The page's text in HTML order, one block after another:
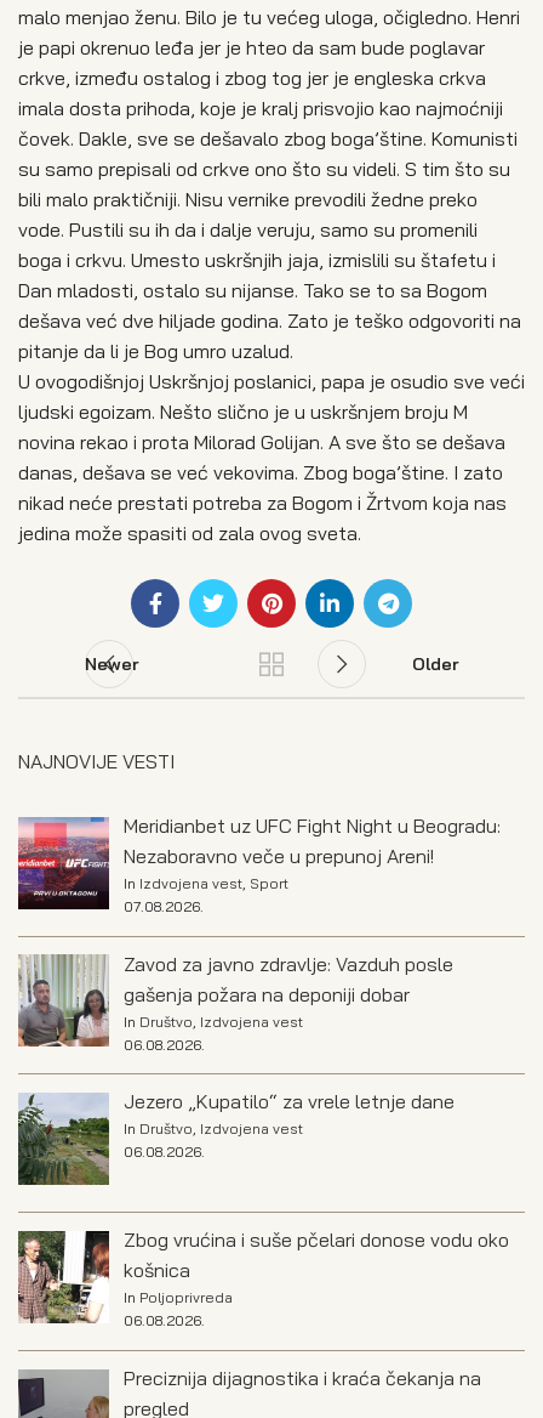
malo menjao ženu. Bilo je tu većeg uloga, očigledno. Henri
je papi okrenuo leđa jer je hteo da sam bude poglavar
crkve, između ostalog i zbog tog jer je engleska crkva
imala dosta prihoda, koje je kralj prisvojio kao najmoćniji
čovek. Dakle, sve se dešavalo zbog boga’štine. Komunisti
su samo prepisali od crkve ono što su videli. S tim što su
bili malo praktičniji. Nisu vernike prevodili žedne preko
vode. Pustili su ih da i dalje veruju, samo su promenili
boga i crkvu. Umesto uskršnjih jaja, izmislili su štafetu i
Dan mladosti, ostalo su nijanse. Tako se to sa Bogom
dešava već dve hiljade godina. Zato je teško odgovoriti na
pitanje da li je Bog umro uzalud.
U ovogodišnjoj Uskršnjoj poslanici, papa je osudio sve veći
ljudski egoizam. Nešto slično je u uskršnjem broju M
novina rekao i prota Milorad Golijan. A sve što se dešava
danas, dešava se već vekovima. Zbog boga’štine. I zato
nikad neće prestati potreba za Bogom i Žrtvom koja nas
jedina može spasiti od zala ovog sveta.
Newer Older
NAJNOVIJE VESTI
Meridianbet uz UFC Fight Night u Beogradu:
Nezaboravno veče u prepunoj Areni!
In Izdvojena vest Sport
07.08.2026.
Zavod za javno zdravlje: Vazduh posle
gašenja požara na deponiji dobar
In Društvo Izdvojena vest
06.08.2026.
Jezero „Kupatilo“ za vrele letnje dane
In Društvo, Izdvojena vest
06.08.2026.
Zbog vrućina i suše pčelari donose vodu oko
košnica
In Poljoprivreda
06.08.2026.
Preciznija dijagnostika i kraća čekanja na
pregled